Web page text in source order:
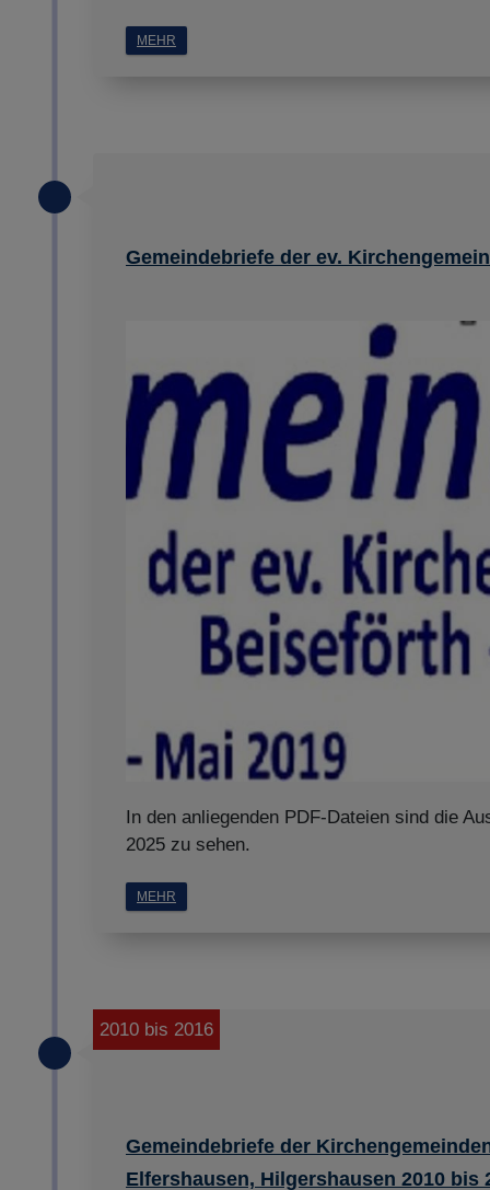
MEHR
Gemeindebriefe der ev.
In den anliegenden PDF-Dateien sind die
2025 zu sehen.
MEHR
Gemeindebriefe der
Elfershausen, Hilgershausen 2010 bis
2010 bis 2016